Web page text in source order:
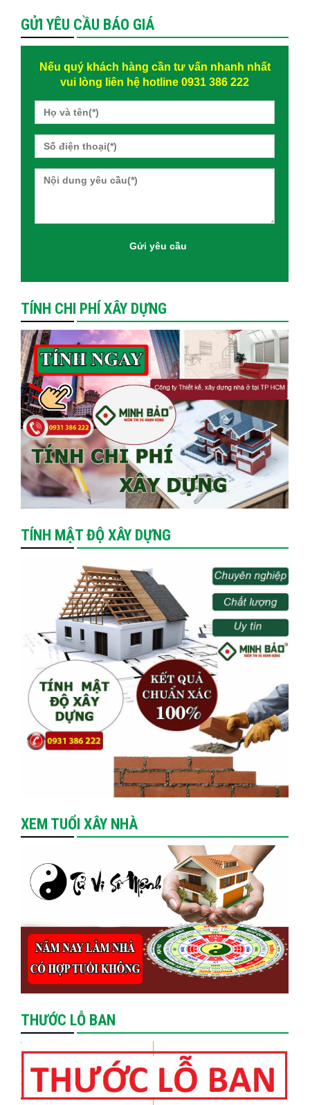
GỬI YÊU CẦU BÁO GIÁ
Nếu quý khách hàng cần tư vấn nhanh nhất
vui lòng liên hệ hotline 0931 386 222
TÍNH CHI PHÍ XÂY DỰNG
TÍNH MẬT ĐỘ XÂY DỰNG
XEM TUỔI XÂY NHÀ
THƯỚC LỖ BAN